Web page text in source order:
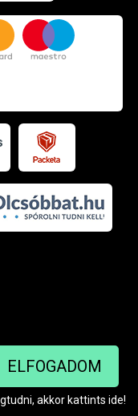
Készítette:Netgo.hu Kft.
ELFOGADOM
akkor kattints ide!